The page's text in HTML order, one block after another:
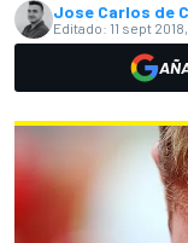
Jose Carlos de
Editado: 11 sept